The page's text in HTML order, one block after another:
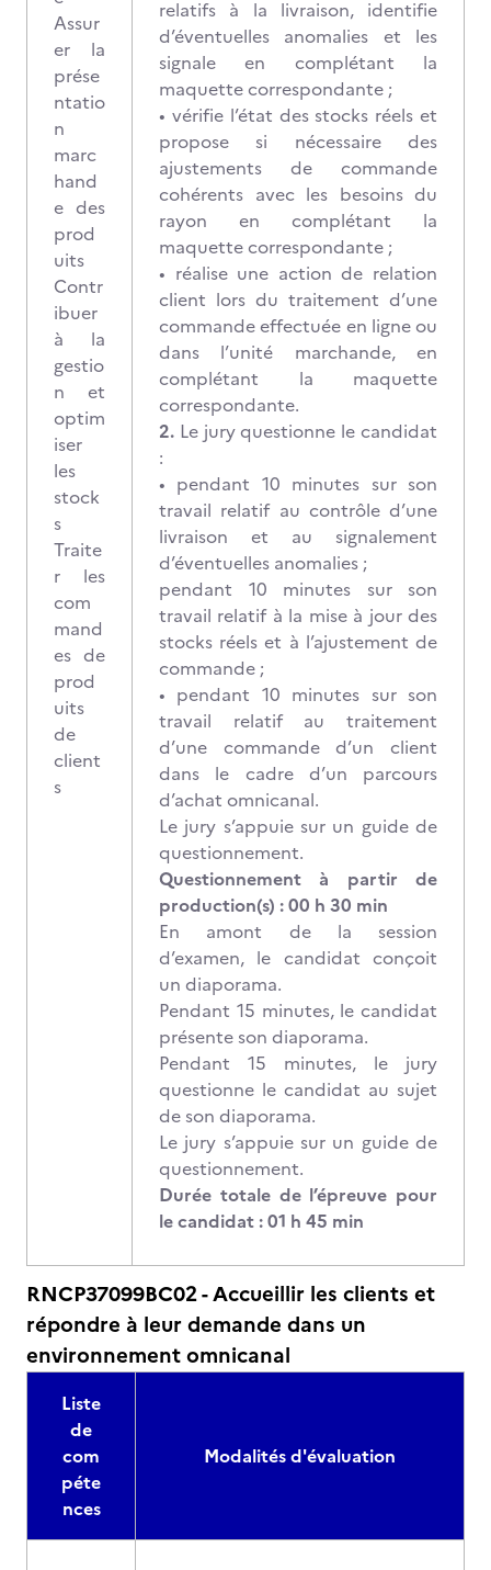
Assur
er la
prése
ntatio
n
marc
hand
e des
prod
uits
Contr
ibuer
à la
gestio
n et
optim
iser
les
stock
s
Traite
r les
com
mand
es de
prod
uits
de
client
s
relatifs à la livraison, identifie
d’éventuelles anomalies et les
signale en complétant la
maquette correspondante ;
• vérifie l’état des stocks réels et
propose si nécessaire des
ajustements de commande
cohérents avec les besoins du
rayon en complétant la
maquette correspondante ;
• réalise une action de relation
client lors du traitement d’une
commande effectuée en ligne ou
dans l’unité marchande, en
complétant la maquette
correspondante.
2. Le jury questionne le candidat
:
• pendant 10 minutes sur son
travail relatif au contrôle d’une
livraison et au signalement
d’éventuelles anomalies ;
pendant 10 minutes sur son
travail relatif à la mise à jour des
stocks réels et à l’ajustement de
commande ;
• pendant 10 minutes sur son
travail relatif au traitement
d’une commande d’un client
dans le cadre d’un parcours
d’achat omnicanal.
Le jury s’appuie sur un guide de
questionnement.
Questionnement à partir de
production(s) : 00 h 30 min
En amont de la session
d’examen, le candidat conçoit
un diaporama.
Pendant 15 minutes, le candidat
présente son diaporama.
Pendant 15 minutes, le jury
questionne le candidat au sujet
de son diaporama.
Le jury s’appuie sur un guide de
questionnement.
Durée totale de l’épreuve pour
le candidat : 01 h 45 min
RNCP37099BC02 - Accueillir les clients et
répondre à leur demande dans un
environnement omnicanal
Liste
de
com
péte
nces
Modalités d'évaluation